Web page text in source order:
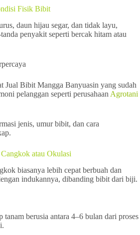
Fisik Bibit
daun hijau segar, dan tidak layu,
penyakit seperti bercak hitam atau
Jual Bibit Mangga Banyuasin yang sudah
pelanggan seperti perusahaan Agrotani
jenis, umur bibit, dan cara
atau Okulasi
biasanya lebih cepat berbuah dan
indukannya, dibanding bibit dari biji.
tanam berusia antara 4–6 bulan dari proses